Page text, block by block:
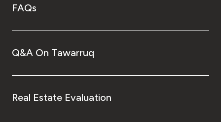
FAQs
Q&A On Tawarruq
Real Estate Evaluation